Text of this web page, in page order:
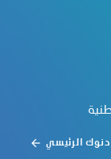
الرئيسي